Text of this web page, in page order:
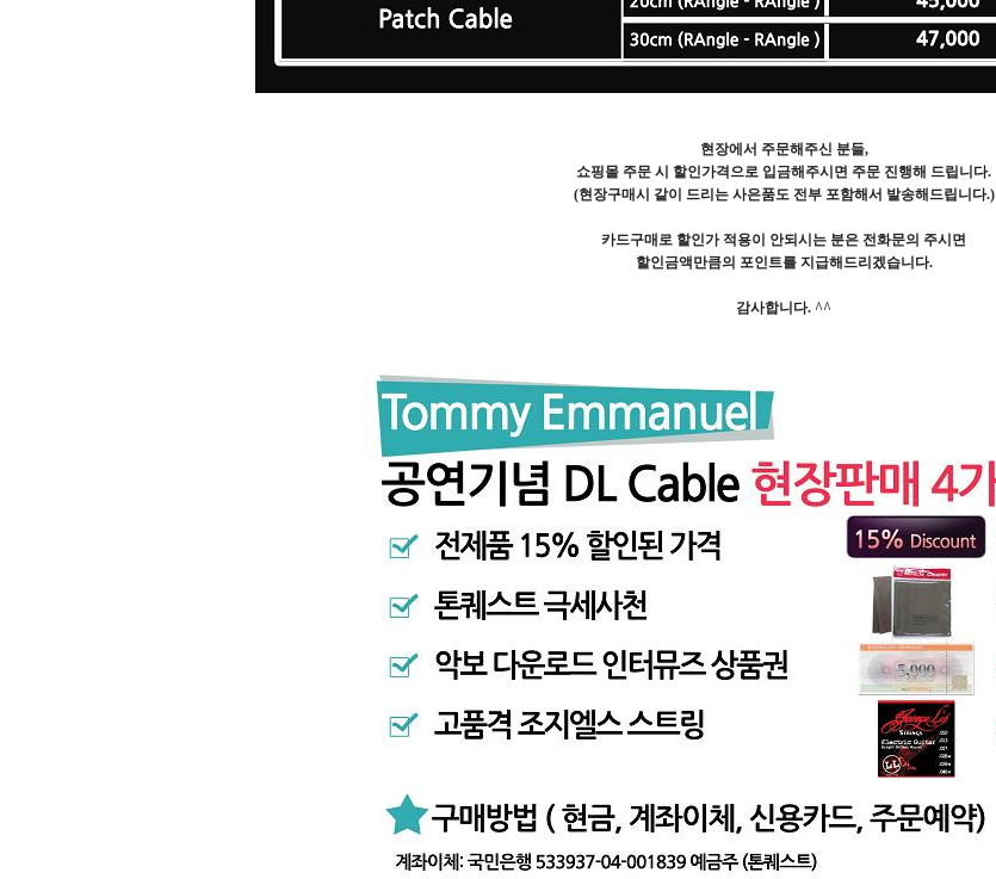
현장에서 주문해주신 분들,
쇼핑몰 주문 시 할인가격으로 입금해주시면 주문 진행해 드립니다.
(현장구매시 같이 드리는 사은품도 전부 포함해서 발송해드립니다.)
카드구매로 할인가 적용이 안되시는 분은 전화문의 주시면
할인금액만큼의 포인트를 지급해드리겠습니다.
감사합니다. ^^